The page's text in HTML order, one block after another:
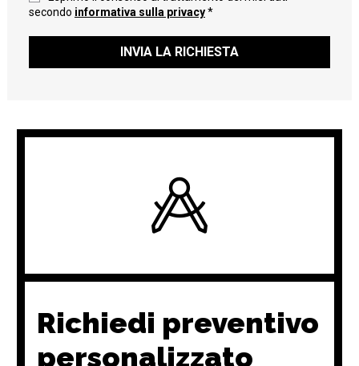
secondo informativa sulla privacy*
INVIA LA RICHIESTA
Richiedi preventivo
personalizzato